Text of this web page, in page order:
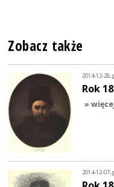
Zobacz także
2014-12-28,
Rok
»
2014-12-07,